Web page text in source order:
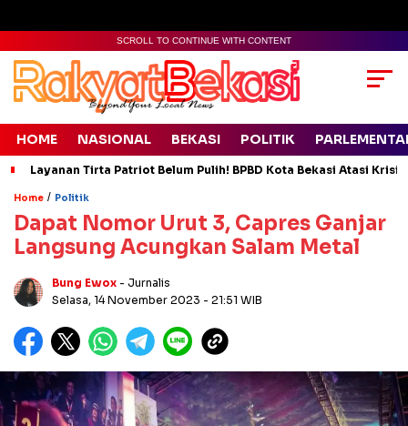
SCROLL TO CONTINUE WITH CONTENT
HOME NASIONAL BEKASI POLITIK
Layanan Tirta Patriot Belum Pulih! BPBD Kota Bekasi Atasi
Home / Politik
Dapat Nomor Urut 3, Capres Ganjar
Langsung Acungkan Salam Metal
Bung Ewox - Jurnalis
Selasa, 14 November 2023 - 21:51 WIB